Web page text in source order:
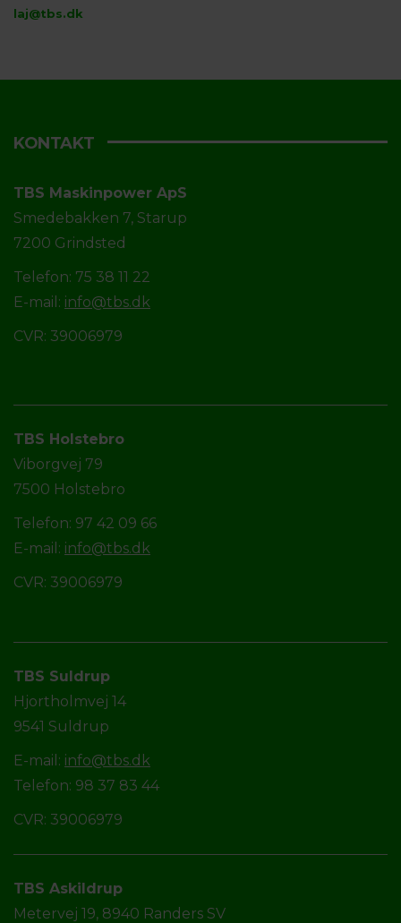
laj@tbs.dk
KONTAKT
TBS Maskinpower ApS
Smedebakken 7, Starup
7200 Grindsted
Telefon: 75 38 11 22
E-mail: info@tbs.dk
CVR: 39006979
TBS Holstebro
Viborgvej 79
7500 Holstebro
Telefon: 97 42 09 66
E-mail: info@tbs.dk
CVR: 39006979
TBS Suldrup
Hjortholmvej 14
9541 Suldrup
E-mail: info@tbs.dk
Telefon: 98 37 83 44
CVR: 39006979
TBS Askildrup
Metervej 19, 8940 Randers SV